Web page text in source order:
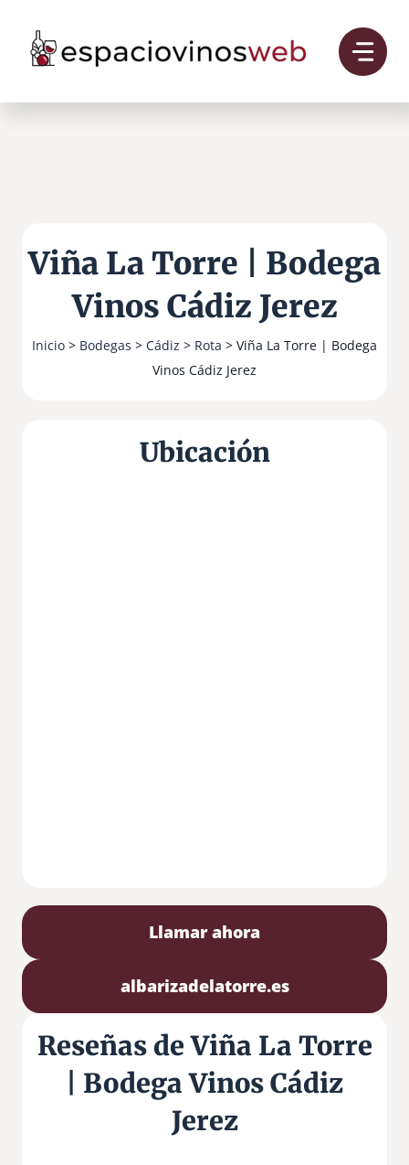
contenido
Viña La Torre | Bodega
Vinos Cádiz Jerez
Inicio > Bodegas > Cádiz > Rota > Viña La Torre | Bodega
Vinos Cádiz Jerez
Ubicación
Llamar ahora
albarizadelatorre.es
Reseñas de Viña La Torre
| Bodega Vinos Cádiz
Jerez